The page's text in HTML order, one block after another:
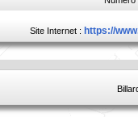
Site Internet : https://